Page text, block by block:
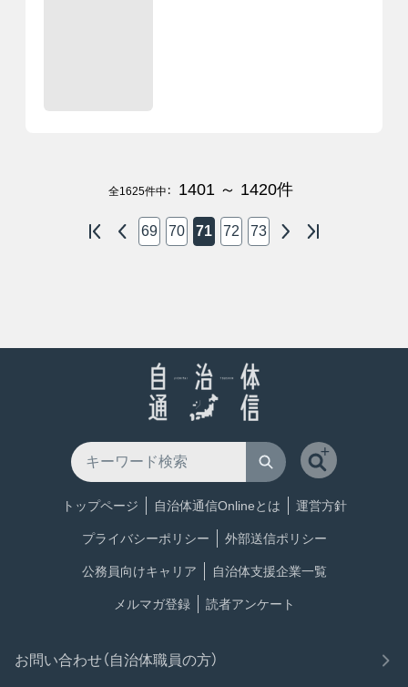
全1625件中： 1401 ～ 1420件
69 70 71 72 73
トップページ 自治体通信Onlineとは 運営方針
プライバシーポリシー 外部送信ポリシー
公務員向けキャリア 自治体支援企業一覧
メルマガ登録 読者アンケート
お問い合わせ（自治体職員の方）